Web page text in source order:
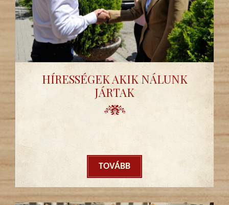
HÍRESSÉGEK AKIK NÁLUNK
JÁRTAK
TOVÁBB